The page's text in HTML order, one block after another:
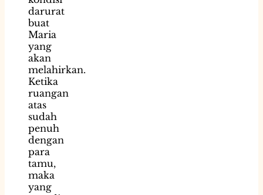
darurat
buat
Maria
yang
akan
melahirkan.
Ketika
ruangan
atas
sudah
penuh
dengan
para
tamu,
maka
yang